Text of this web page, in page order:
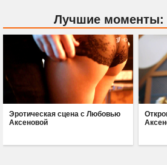
Лучшие
Эротическая сцена с Любовью
Аксеновой